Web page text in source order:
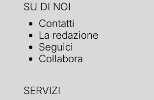
SU DI NOI
Contatti
La redazione
Seguici
Collabora
SERVIZI